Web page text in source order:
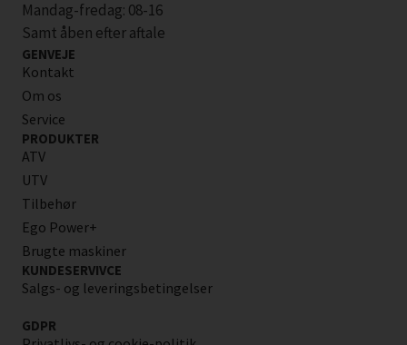
Mandag-fredag: 08-16
Samt åben efter aftale
GENVEJE
Kontakt
Om os
Service
PRODUKTER
ATV
UTV
Tilbehør
Ego Power+
Brugte maskiner
KUNDESERVIVCE
Salgs- og leveringsbetingelser
GDPR